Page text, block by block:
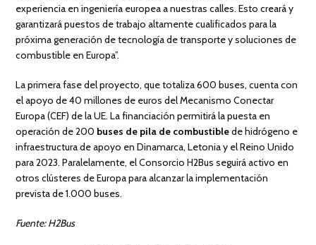
experiencia en ingeniería europea a nuestras calles. Esto creará y
garantizará puestos de trabajo altamente cualificados para la
próxima generación de tecnología de transporte y soluciones de
combustible en Europa”.
La primera fase del proyecto, que totaliza 600 buses, cuenta con
el apoyo de 40 millones de euros del Mecanismo Conectar
Europa (CEF) de la UE. La financiación permitirá la puesta en
operación de 200 buses de pila de combustiblede hidrógeno e
infraestructura de apoyo en Dinamarca, Letonia y el Reino Unido
para 2023. Paralelamente, el Consorcio H2Bus seguirá activo en
otros clústeres de Europa para alcanzar la implementación
prevista de 1.000 buses.
Fuente: H2Bus